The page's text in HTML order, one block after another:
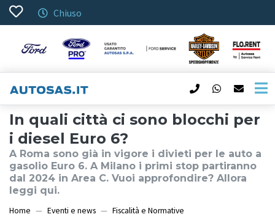
Chiuso
In quali città ci sono blocchi per
i diesel Euro 6?
A Roma sono già in vigore i divieti per le auto a
gasolio Euro 6. A Milano i primi stop partiranno
dal 2024 in Area C. Vuoi approfondire? Allora
leggi qui.
Home Eventi e news
Fiscalità e Normative